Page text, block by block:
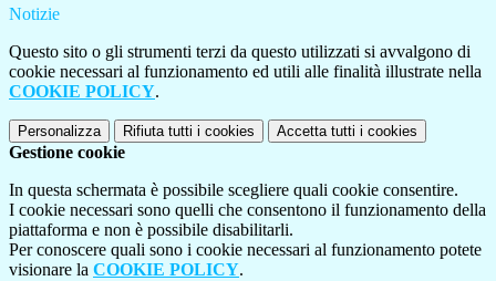
Notizie
Questo sito o gli strumenti terzi da questo utilizzati si avvalgono di
cookie necessari al funzionamento ed utili alle finalità illustrate nella
COOKIE POLICY.
Personalizza Rifiuta tutti i cookies Accetta tutti i cookies
Gestione cookie
In questa schermata è possibile scegliere quali cookie consentire.
I cookie necessari sono quelli che consentono il funzionamento della
piattaforma e non è possibile disabilitarli.
Per conoscere quali sono i cookie necessari al funzionamento potete
visionare la COOKIE POLICY.